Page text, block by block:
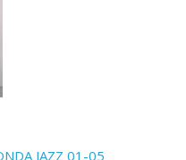
JAZZ 01-05